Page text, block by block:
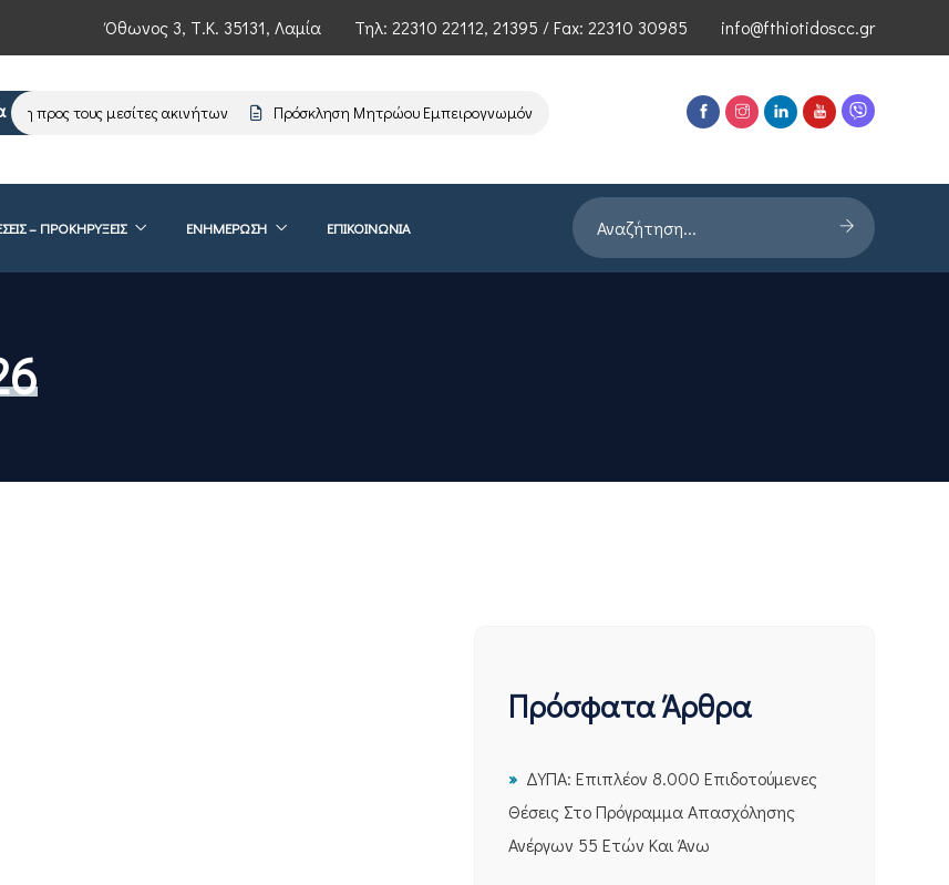
Όθωνος 3, Τ.Κ. 35131, Λαμία Τηλ: 22310 22112, 21395 / Fax: 22310 30985 info@fthiotidoscc.gr
προς τους μεσίτες ακινήτων Πρόσκληση Μητρώου Εμπειρογνωμόνων Τεχνολογιών Αιχμής του ΕΦΕΠΑΕ Παρουσίαση
– ΠΡΟΚΗΡΥΞΕΙΣ ΕΝΗΜΈΡΩΣΗ ΕΠΙΚΟΙΝΩΝΊΑ
Πρόσφατα Άρθρα
ΔΥΠΑ: Επιπλέον 8.000 Επιδοτούμενες
Θέσεις Στο Πρόγραμμα Απασχόλησης
Ανέργων 55 Ετών Και Άνω